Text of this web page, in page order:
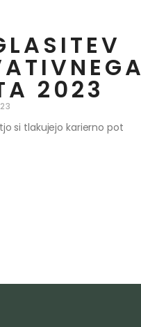
2023
si tlakujejo karierno pot